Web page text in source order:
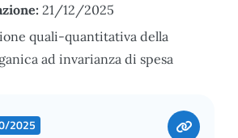
21/12/2025
quali-quantitativa della
ad invarianza di spesa
2025